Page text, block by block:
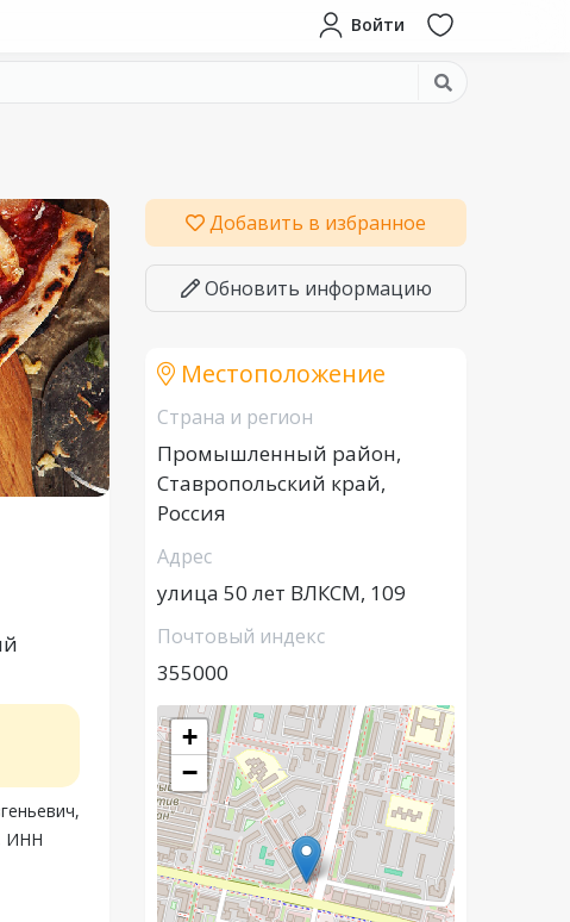
Войти
ИНН
Добавить в избранное
Обновить информацию
Местоположение
Страна и регион
Промышленный район,
Ставропольский край,
Россия
Адрес
улица 50 лет ВЛКСМ, 109
Почтовый индекс
355000
+
−